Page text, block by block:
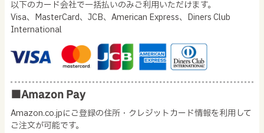
以下のカード会社で一括払いのみご利用いただけます。
Visa、MasterCard、JCB、American Express、Diners Club
International
■Amazon Pay
Amazon.co.jpにご登録の住所・クレジットカード情報を利用して
ご注文が可能です。